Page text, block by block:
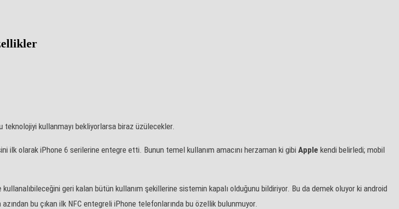
teknolojiyi kullanmayı bekliyorlarsa biraz üzülecekler.
ilk olarak iPhone 6 serilerine entegre etti. Bunun temel kullanım amacını herzaman ki gibi Apple kendi belirledi; mobil
kullanalıbileceğini geri kalan bütün kullanım şekillerine sistemin kapalı olduğunu bildiriyor. Bu da demek oluyor ki android
bu çıkan ilk NFC entegreli iPhone telefonlarında bu özellik bulunmuyor.